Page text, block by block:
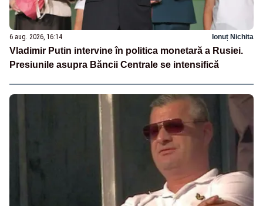
6 aug. 2026, 16:14 Ionuț Nichita
Vladimir Putin intervine în politica monetară a Rusiei.
Presiunile asupra Băncii Centrale se intensifică